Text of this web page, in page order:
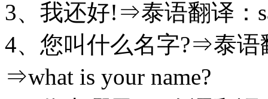
3、我还好!⇒泰语翻译：
4、您叫什么名字?⇒泰语
⇒what is your name?